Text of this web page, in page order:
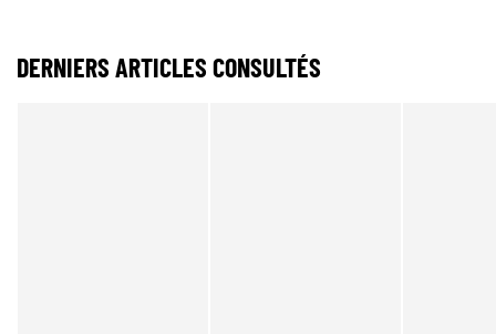
DERNIERS ARTICLES CONSULTÉS